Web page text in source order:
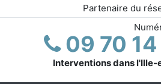
Partenaire du
09 70 14
Interventions dans